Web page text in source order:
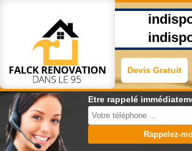
Devis Gratuit
Etre rappelé